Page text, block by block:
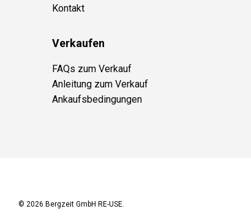
Kontakt
Verkaufen
FAQs zum Verkauf
Anleitung zum Verkauf
Ankaufsbedingungen
© 2026 Bergzeit GmbH RE-USE.